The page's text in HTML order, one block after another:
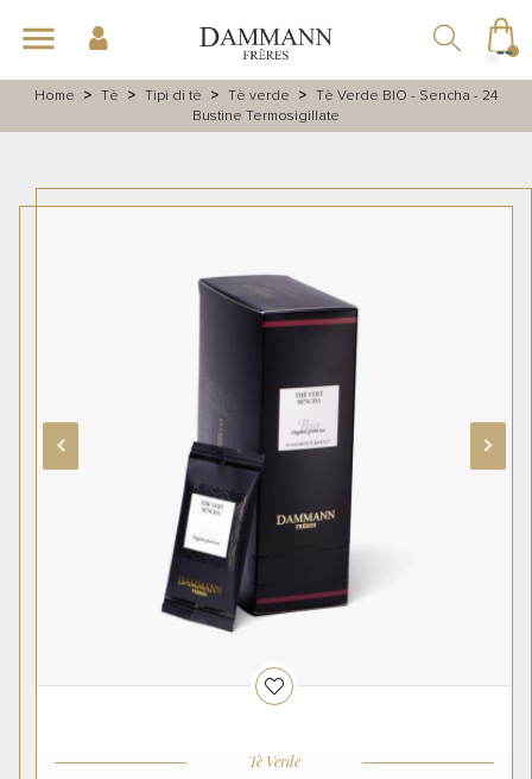
navigazione
Toggle
menu
☰
Home Tè Tipi di tè Tè verde
Tè Verde BIO - Sencha - 24
Bustine Termosigillate
Tè Verde